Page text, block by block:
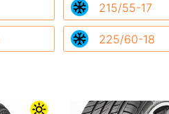
215/55-17
225/60-18